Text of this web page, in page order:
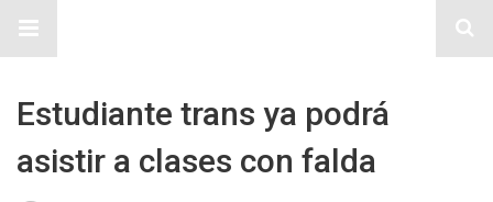
Estudiante trans ya podrá
asistir a clases con falda